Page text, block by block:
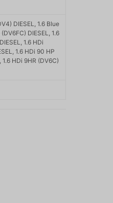
DIESEL, 1.6 Blue
DIESEL, 1.6
1.6 HDi
1.6 HDi 90 HP
HDi 9HR (DV6C)